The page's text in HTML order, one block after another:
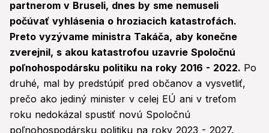
partnerom v Bruseli, dnes by sme nemuseli
počúvať vyhlásenia o hroziacich katastrofách.
Preto vyzývame ministra Takáča, aby konečne
zverejnil, s akou katastrofou uzavrie Spoločnú
poľnohospodársku politiku na roky 2016 - 2022. Po
druhé, mal by predstúpiť pred občanov a vysvetliť,
prečo ako jediný minister v celej EÚ ani v treťom
roku nedokázal spustiť novú Spoločnú
poľnohospodársku politiku na roky 2023 - 2027.